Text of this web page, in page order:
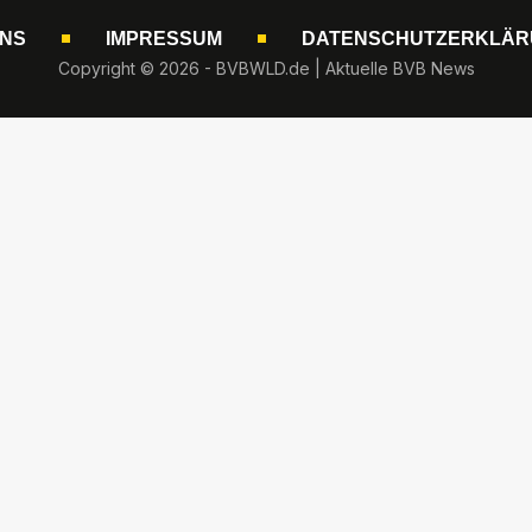
IMPRESSUM
Copyright © 2026 - BVBWLD.de | Aktuelle BVB News